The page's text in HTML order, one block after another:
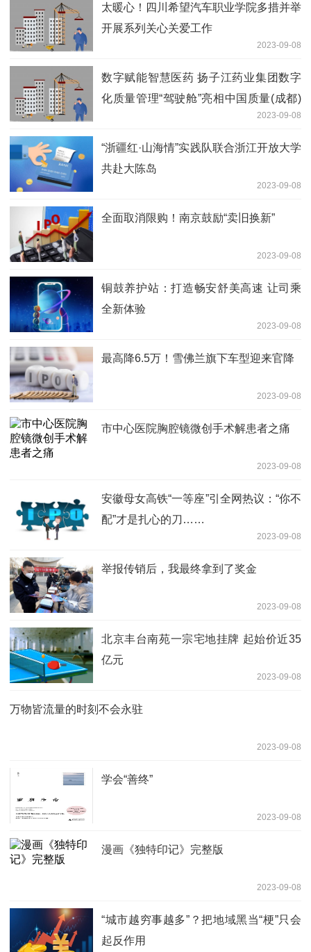
太暖心！四川希望汽车职业学院多措并举
开展系列关心关爱工作
2023-09-08
数字赋能智慧医药 扬子江药业集团数字
化质量管理“驾驶舱”亮相中国质量(成都)
2023-09-08
“浙疆红·山海情”实践队联合浙江开放大学
共赴大陈岛
2023-09-08
全面取消限购！南京鼓励“卖旧换新”
2023-09-08
铜鼓养护站：打造畅安舒美高速 让司乘
全新体验
2023-09-08
最高降6.5万！雪佛兰旗下车型迎来官降
2023-09-08
市中心医院胸腔镜微创手术解患者之痛
2023-09-08
安徽母女高铁“一等座”引全网热议：“你不
配”才是扎心的刀……
2023-09-08
举报传销后，我最终拿到了奖金
2023-09-08
北京丰台南苑一宗宅地挂牌 起始价近35
亿元
2023-09-08
万物皆流量的时刻不会永驻
2023-09-08
学会“善终”
2023-09-08
漫画《独特印记》完整版
2023-09-08
“城市越穷事越多”？把地域黑当“梗”只会
起反作用